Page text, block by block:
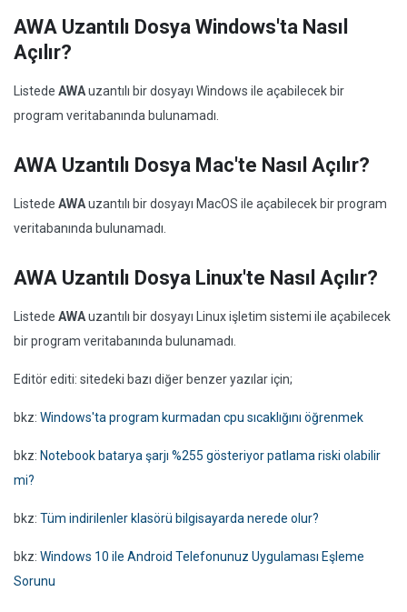
AWA Uzantılı Dosya Windows'ta Nasıl
Açılır?
Listede AWAuzantılı bir dosyayı Windows ile açabilecek bir
program veritabanında bulunamadı.
AWA Uzantılı Dosya Mac'te Nasıl Açılır?
Listede AWAuzantılı bir dosyayı MacOS ile açabilecek bir program
veritabanında bulunamadı.
AWA Uzantılı Dosya Linux'te Nasıl Açılır?
Listede AWAuzantılı bir dosyayı Linux işletim sistemi ile açabilecek
bir program veritabanında bulunamadı.
Editör editi: sitedeki bazı diğer benzer yazılar için;
bkz: Windows'ta program kurmadan cpu sıcaklığını öğrenmek
bkz: Notebook batarya şarjı %255 gösteriyor patlama riski olabilir
mi?
bkz: Tüm indirilenler klasörü bilgisayarda nerede olur?
bkz: Windows 10 ile Android Telefonunuz Uygulaması Eşleme
Sorunu